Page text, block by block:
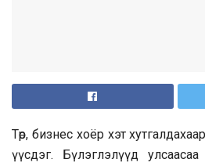
Төр, бизнес хоёр хэт
үүсдэг. Бүлэглэлүүд